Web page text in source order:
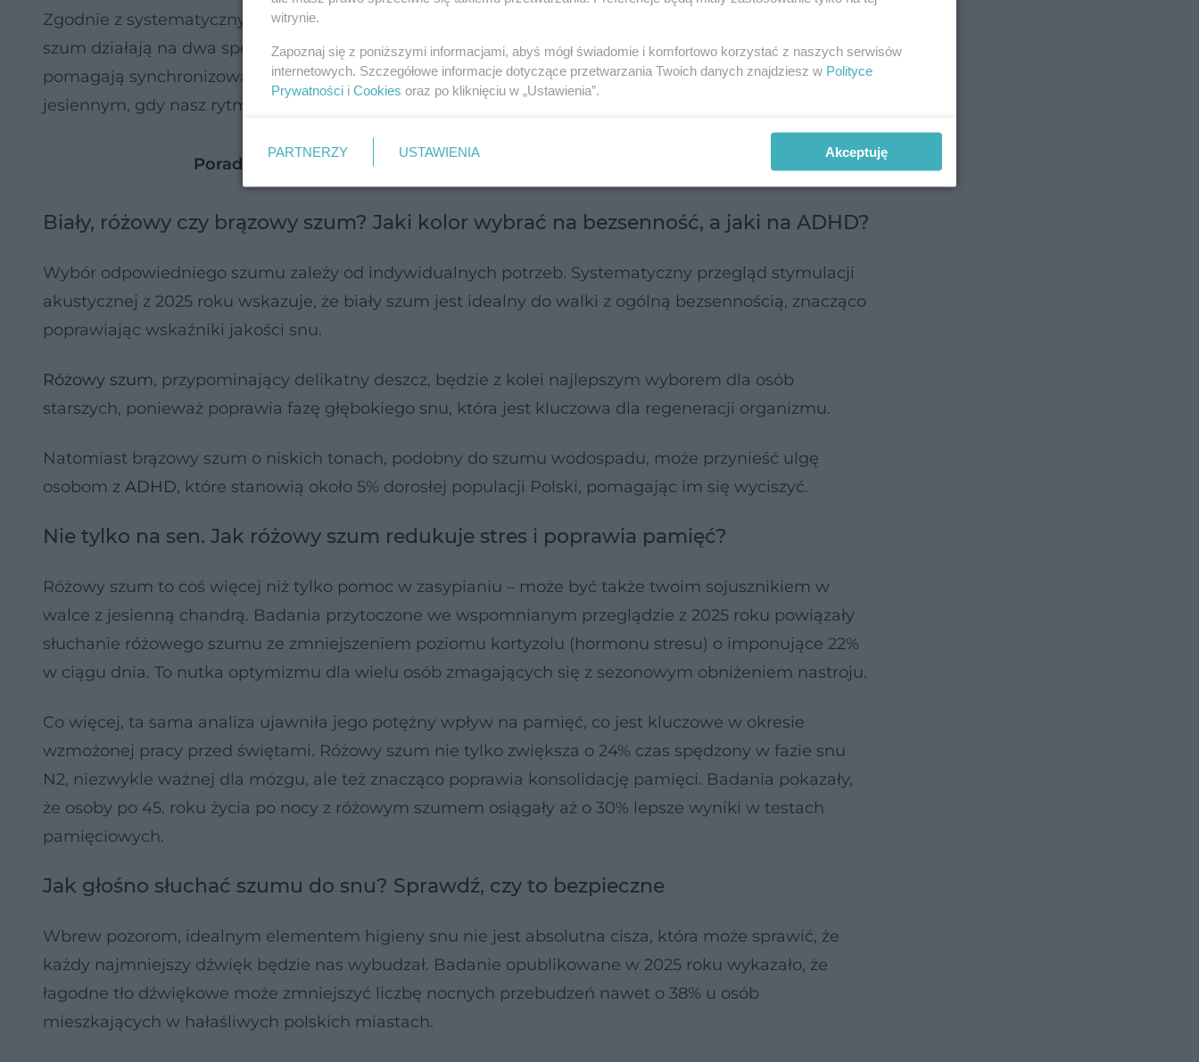
Zgodnie z systematycznym przeglądem badań z 2025 roku, dźwięki takie jak biały, różowy czy brązowy
szum działają na dwa sposoby. Po pierwsze, skutecznie maskują hałasy z otoczenia, a po drugie,
pomagają synchronizować fale mózgowe, ułatwiajączasypianie. Jest to szczególnie ważne w sezonie
jesiennym, gdy nasz rytm dobowy bywa rozregulowany.
Poradnik Zdrowie: Zdrowo Odpytani, odc.6, bezsenność
Biały, różowy czy brązowy szum? Jaki kolor wybrać na bezsenność, a jaki na ADHD?
Wybór odpowiedniego szumu zależy od indywidualnych potrzeb. Systematyczny przegląd stymulacji
akustycznej z 2025 roku wskazuje, że biały szum jest idealny do walki z ogólną bezsennością, znacząco
poprawiając wskaźniki jakości snu.
Różowy szum, przypominający delikatny deszcz, będzie z kolei najlepszym wyborem dla osób
starszych, ponieważ poprawia fazę głębokiego snu, która jest kluczowa dla regeneracji organizmu.
Natomiast brązowy szum o niskich tonach, podobny do szumu wodospadu, może przynieść ulgę
osobom z ADHD, które stanowią około 5% dorosłej populacji Polski, pomagając im się wyciszyć.
Nie tylko na sen. Jak różowy szum redukuje stres i poprawia pamięć?
Różowy szum to coś więcej niż tylko pomoc w zasypianiu – może być także twoim sojusznikiem w
walce z jesienną chandrą. Badania przytoczone we wspomnianym przeglądzie z 2025 roku powiązały
słuchanie różowego szumu ze zmniejszeniem poziomu kortyzolu (hormonu stresu) o imponujące 22%
w ciągu dnia. To nutka optymizmu dla wielu osób zmagających się z sezonowym obniżeniem nastroju.
Co więcej, ta sama analiza ujawniła jego potężny wpływ na pamięć, co jest kluczowe w okresie
wzmożonej pracy przed świętami. Różowy szum nie tylko zwiększa o 24% czas spędzony w fazie snu
N2, niezwykle ważnej dla mózgu, ale też znacząco poprawia konsolidację pamięci. Badania pokazały,
że osoby po 45. roku życia po nocy z różowym szumem osiągały aż o 30% lepsze wyniki w testach
pamięciowych.
Jak głośno słuchać szumu do snu? Sprawdź, czy to bezpieczne
Wbrew pozorom, idealnym elementem higieny snu nie jest absolutna cisza, która może sprawić, że
każdy najmniejszy dźwięk będzie nas wybudzał. Badanie opublikowane w 2025 roku wykazało, że
łagodne tło dźwiękowe może zmniejszyć liczbę nocnych przebudzeń nawet o 38% u osób
mieszkających w hałaśliwych polskich miastach.
witrynie.
Zapoznaj się z poniższymi informacjami, abyś mógł świadomie i komfortowo korzystać z naszych serwisów
internetowych. Szczegółowe informacje dotyczące przetwarzania Twoich danych znajdziesz w Polityce
Prywatności i Cookies oraz po kliknięciu w „Ustawienia”.
PARTNERZY USTAWIENIA Akceptuję